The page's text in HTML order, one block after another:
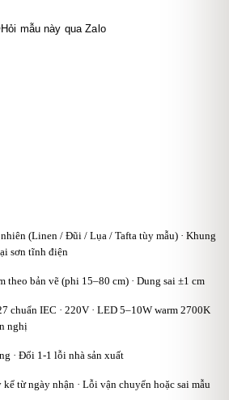
Hỏi mẫu này qua Zalo
(Linen / Đũi / Lụa / Tafta tùy mẫu) · Khung
sơn tĩnh điện
theo bản vẽ (phi 15–80 cm) · Dung sai ±1 cm
chuẩn IEC · 220V · LED 5–10W warm 2700K
nghị
· Đổi 1-1 lỗi nhà sản xuất
kể từ ngày nhận · Lỗi vận chuyển hoặc sai mẫu